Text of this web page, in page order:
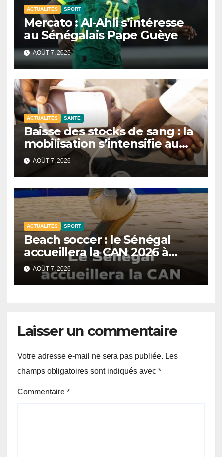
ACTUALITÉS SPORT
Mercato : Al-Ahli s’intéresse
au Sénégalais Pape Guèye
AOÛT 7, 2026
ACTUALITÉS SANTE
Baisse des stocks de sang : la
mobilisation s’intensifie au
CNTS de Dakar.
AOÛT 7, 2026
ACTUALITÉS SPORT
Beach soccer : le Sénégal
accueillera la CAN 2026 à
Dakar.
AOÛT 7, 2026
Laisser un commentaire
Votre adresse e-mail ne sera pas publiée. Les
champs obligatoires sont indiqués avec *
Commentaire *